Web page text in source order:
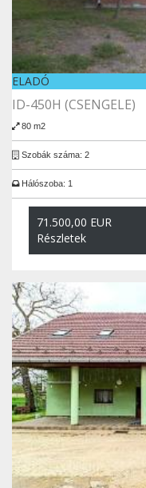
ELADÓ
ID-450H (CSENGELE)
80 m2
Szobák száma: 2
Hálószoba: 1
71.500,00 EUR
Részletek